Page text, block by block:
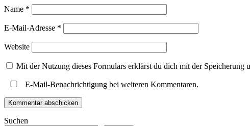
Name *
E-Mail-Adresse *
Website
Mit der Nutzung dieses Formulars erklärst du dich mit der
E-Mail-Benachrichtigung bei weiteren Kommentaren.
Suchen